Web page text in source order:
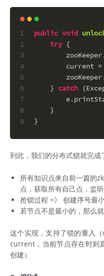
1
2
3
4
5
6
7
8
9
public void
try {
        current =
    }
catch
    }
}
到此，我们的分布式锁就完
所有知识点来自前一篇的
点，获取所有自己点，监听
抢锁过程 =》 创建序号最
若节点不是最小的，那么
这个实现，支持了锁的重入
current，当前节点存在时则
创建）